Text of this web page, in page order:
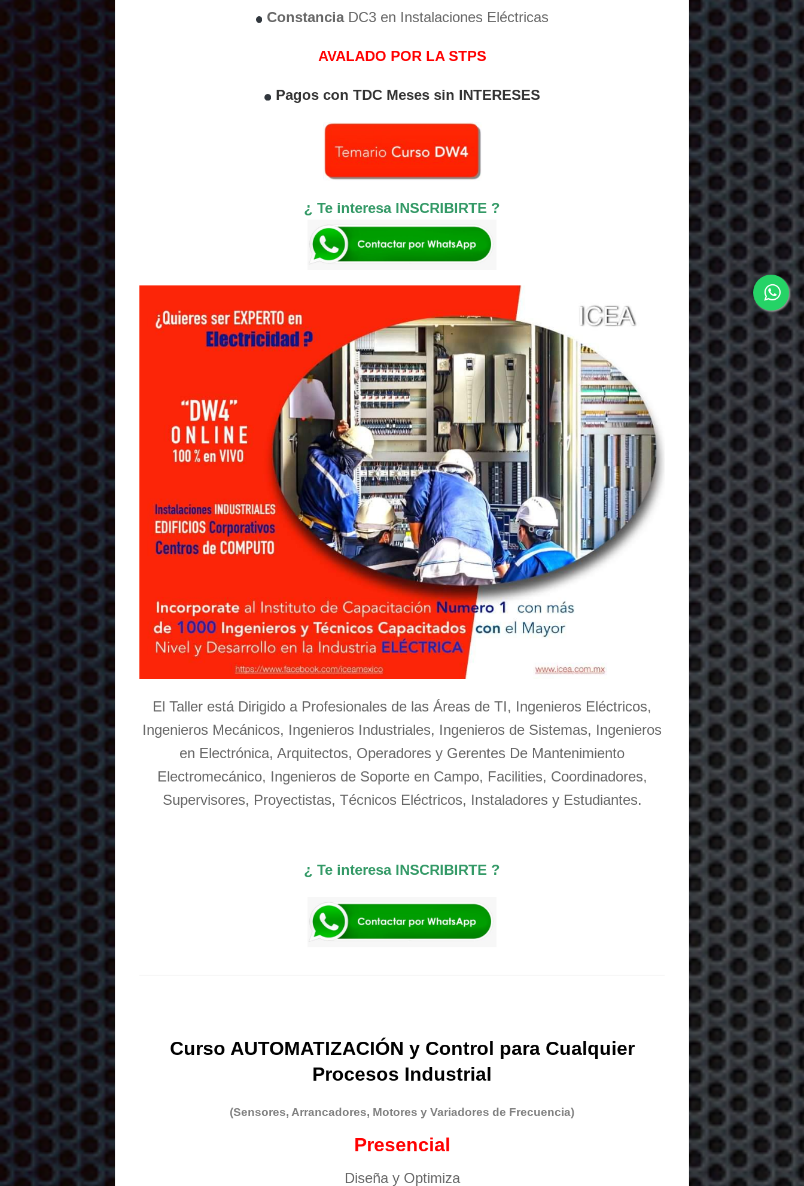
ConstanciaDC3 en Instalaciones Eléctricas
AVALADO POR LA STPS
Pagos con TDC Meses sin INTERESES
¿ Te interesa INSCRIBIRTE ?
El Taller está Dirigido a Profesionales de las Áreas de TI, Ingenieros Eléctricos,
Ingenieros Mecánicos, Ingenieros Industriales, Ingenieros de Sistemas, Ingenieros
en Electrónica, Arquitectos, Operadores y Gerentes De Mantenimiento
Electromecánico, Ingenieros de Soporte en Campo, Facilities, Coordinadores,
Supervisores, Proyectistas, Técnicos Eléctricos, Instaladores y Estudiantes.
¿ Te interesa INSCRIBIRTE ?
Curso AUTOMATIZACIÓN y Control para Cualquier
Procesos Industrial
(Sensores, Arrancadores, Motores y Variadores de Frecuencia)
Presencial
Diseña y Optimiza